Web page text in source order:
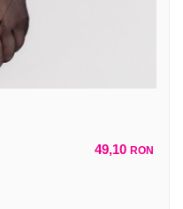
49,10 RON